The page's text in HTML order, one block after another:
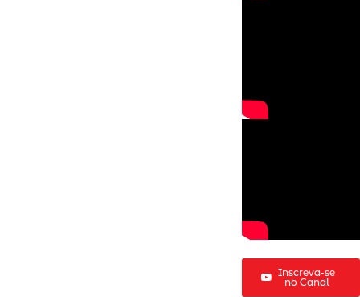
Inscreva-se
no Canal